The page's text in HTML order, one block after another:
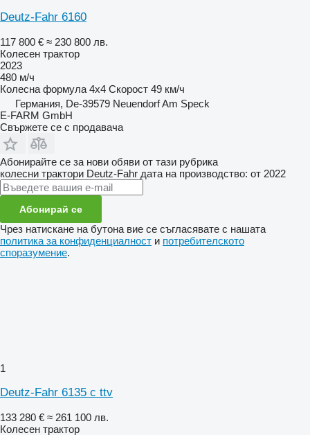
Deutz-Fahr 6160
117 800 € ≈ 230 800 лв.
Колесен трактор
2023
480 м/ч
Колесна формула 4x4 Скорост 49 км/ч
Германия, De-39579 Neuendorf Am Speck
E-FARM GmbH
Свържете се с продавача
Абонирайте се за нови обяви от тази рубрика
колесни трактори Deutz-Fahr дата на производство: от 2022
Абонирай се
Чрез натискане на бутона вие се съгласявате с нашата
политика за конфиденциалност и потребителското
споразумение.
1
Deutz-Fahr 6135 c ttv
133 280 € ≈ 261 100 лв.
Колесен трактор